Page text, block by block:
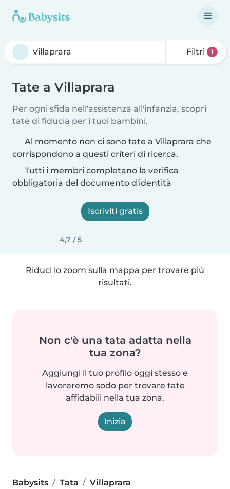
Filtri 1
Tate a Villaprara
Per ogni sfida nell'assistenza all'infanzia, scopri
tate di fiducia per i tuoi bambini.
Al momento non ci sono tate a Villaprara che
corrispondono a questi criteri di ricerca.
Tutti i membri completano la verifica
obbligatoria del documento d'identità
Iscriviti gratis
4,7 / 5
Riduci lo zoom sulla mappa per trovare più
risultati.
Non c'è una tata adatta nella
tua zona?
Aggiungi il tuo profilo oggi stesso e
lavoreremo sodo per trovare tate
affidabili nella tua zona.
Inizia
Babysits Tata Villaprara